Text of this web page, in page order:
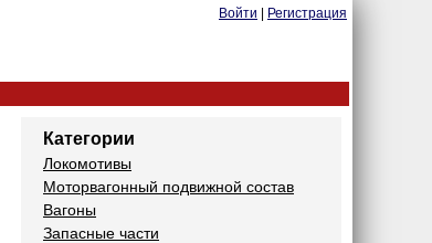
Войти Регистрация
Категории
Локомотивы
Моторвагонный подвижной состав
Вагоны
Запасные части